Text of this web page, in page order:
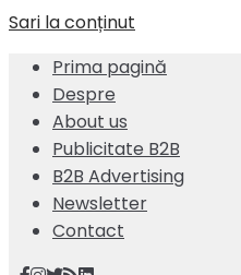
Sari la conținut
Prima pagină
Despre
About us
Publicitate B2B
B2B Advertising
Newsletter
Contact